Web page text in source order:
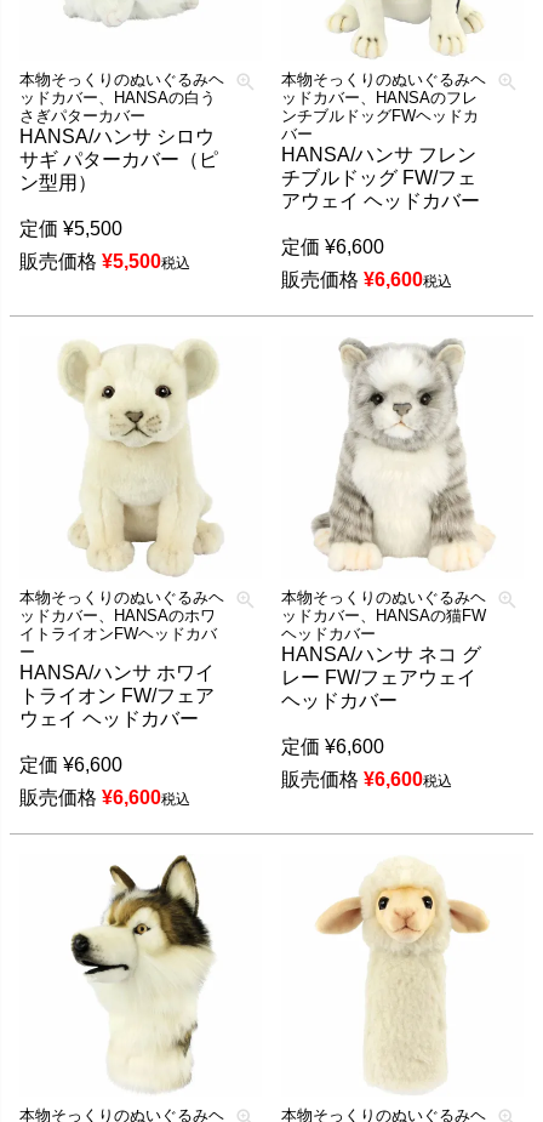
本物そっくりのぬいぐるみヘ
ッドカバー、HANSAの白う
さぎパターカバー
HANSA/ハンサ シロウ
サギ パターカバー（ピ
ン型用）
定価 ¥5,500
販売価格 ¥5,500税込
本物そっくりのぬいぐるみヘ
ッドカバー、HANSAのフレ
ンチブルドッグFWヘッドカ
バー
HANSA/ハンサ フレン
チブルドッグ FW/フェ
アウェイ ヘッドカバー
定価 ¥6,600
販売価格 ¥6,600税込
本物そっくりのぬいぐるみヘ
ッドカバー、HANSAのホワ
イトライオンFWヘッドカバ
ー
HANSA/ハンサ ホワイ
トライオン FW/フェア
ウェイ ヘッドカバー
定価 ¥6,600
販売価格 ¥6,600税込
本物そっくりのぬいぐるみヘ
ッドカバー、HANSAの猫FW
ヘッドカバー
HANSA/ハンサ ネコ グ
レー FW/フェアウェイ
ヘッドカバー
定価 ¥6,600
販売価格 ¥6,600税込
本物そっくりのぬいぐるみヘ
本物そっくりのぬいぐるみヘ